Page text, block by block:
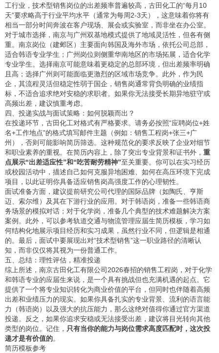
工行业，技术型销售岗位的出差频率普遍较高，古田化工的“每月10
天”要求略高于行业平均水平（通常为每周2-3天），这意味着你将有
相当一部分时间奔波在客户现场、展会或实验室，而非坐在办公室。
对于城市选择，南京与广州双基地模式提供了地域灵活性，但各有侧
重。南京岗位（建邺区）主要面向韩国及海外市场，依托公司总部，
适合韩语专业学生；广州岗位则侧重华南地区的市场拓展，适合化学
专业学生。选择南京可能意味着更稳定的总部环境，但出差频率明确
且高；选择广州则可能面临更激烈的区域市场竞争。此外，作为民
企，其流程灵活但稳定性弱于国企，销售岗通常背负明确的业绩指
标，不适合追求绝对安稳的求职者。如果你无法接受长期异地驻守或
高频出差，建议慎重考虑。
四、投递实战与面试策略：如何脱颖而出？
在投递环节，古田化工对格式有严格要求。请务必按照“应聘岗位+姓
名+工作地点”的格式填写邮件主题（例如：销售工程岗+张三+广
州），否则可能影响简历筛选。这种规范化的要求反映了企业对细节
和职业素养的重视。在简历内容上，除了突出专业背景和证书外， 重
点展示“出差适应性”和“吃苦耐劳精神”至关重要。你可以在实习经历
或校园活动中，描述自己如何克服异地困难、如何在高压环境下完成
项目，以此证明你具备适应销售岗高强度工作的心理韧性。
面试准备方面，建议提前研究公司代理的国际品牌（如陶氏、亨斯
迈、索尔维）及其在下游行业的应用。对于韩语岗，准备一些韩语商
务场景的模拟对话；对于化学岗，准备几个典型的技术难题解决方案
案例。此外，可以参考轨道交通与物流管理应届生简历模板 ，学习如
何结构化地展示项目经历和实习成果，虽然行业不同，但逻辑是相通
的。最后，面试中要展现出对“技术型销售”这一职业路径的清晰认
知，而非仅仅将其视为一份普通工作。
五、总结：理性评估，精准投递
综上所述，南京古田化工有限公司2026春招的销售工程岗，对于化学
和韩语专业的应届生来说，是一个具有挑战但也充满机遇的起点。它
提供了一个将专业知识转化为商业价值的平台，但同时也伴随着高频
出差和业绩压力的现实。如果你具备扎实的专业背景、流利的语言能
力（韩语岗）以及强大的抗压能力，那么这绝对值得你通过官方渠道
投递。反之，如果你追求安稳或无法接受出差，建议将目光转向其他
类型的岗位。记住， 只有当你的能力与岗位需求高度匹配时，这次投
递才是有价值的。
简历模板参考